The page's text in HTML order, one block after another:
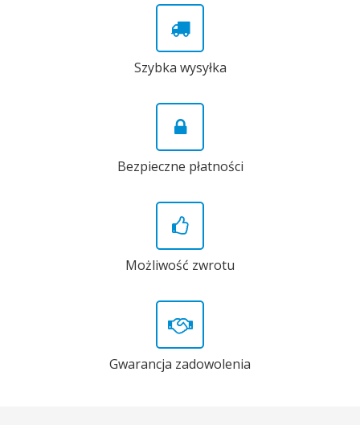
Szybka wysyłka
Bezpieczne płatności
Możliwość zwrotu
Gwarancja zadowolenia